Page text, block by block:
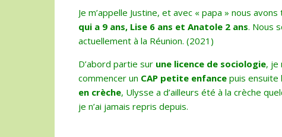
Je m’appelle Justine, et avec « papa » nous
qui a 9 ans, Lise 6 ans et Anatole 2 ans. Nous
actuellement à la Réunion. (2021)
D’abord partie sur une licence de sociologie, je
commencer un CAP petite enfance puis ensuite
en crèche, Ulysse a d’ailleurs été à la crèche
je n’ai jamais repris depuis.